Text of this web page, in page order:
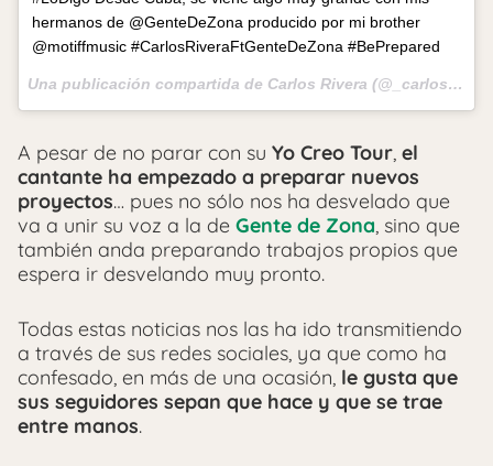
hermanos de @GenteDeZona producido por mi brother
@motiffmusic #CarlosRiveraFtGenteDeZona #BePrepared
Una publicación compartida de Carlos Rivera (@_carlosrivera) el
A pesar de no parar con su Yo Creo Tour, el
cantante ha empezado a preparar nuevos
proyectos… pues no sólo nos ha desvelado que
va a unir su voz a la de Gente de Zona, sino que
también anda preparando trabajos propios que
espera ir desvelando muy pronto.
Todas estas noticias nos las ha ido transmitiendo
a través de sus redes sociales, ya que como ha
confesado, en más de una ocasión, le gusta que
sus seguidores sepan que hace y que se trae
entre manos.